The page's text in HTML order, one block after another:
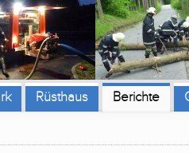
Rüsthaus Berichte